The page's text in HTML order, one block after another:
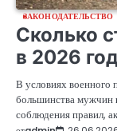
ЗАКОНОДАТЕЛЬСТВО
Сколько
в 2026
В условиях военного
большинства мужчин
соблюдения правил,